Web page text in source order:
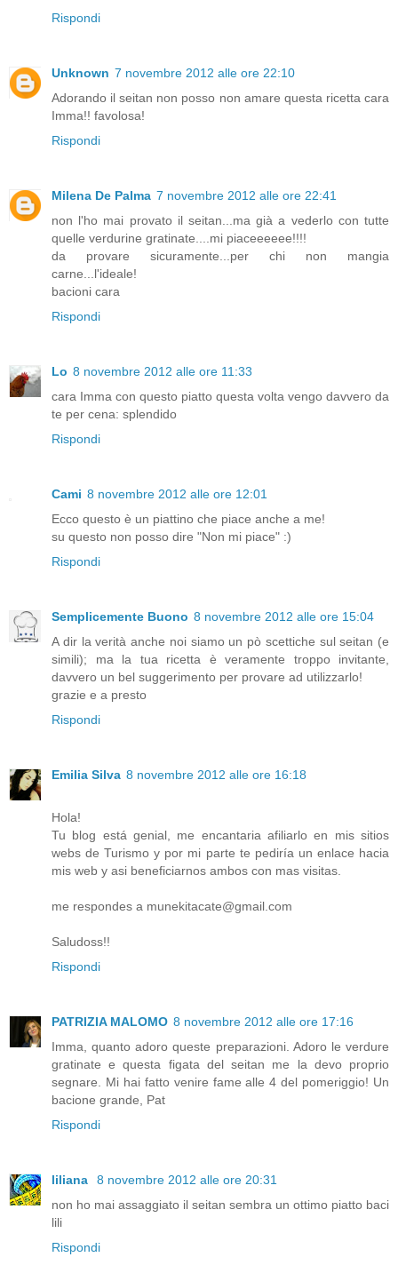
Rispondi
Unknown 7 novembre 2012 alle ore 22:10
Adorando il seitan non posso non amare questa ricetta cara
Imma!! favolosa!
Rispondi
Milena De Palma 7 novembre 2012 alle ore 22:41
non l'ho mai provato il seitan...ma già a vederlo con tutte
quelle verdurine gratinate....mi piaceeeeee!!!!
da provare sicuramente...per chi non mangia
carne...l'ideale!
bacioni cara
Rispondi
Lo 8 novembre 2012 alle ore 11:33
cara Imma con questo piatto questa volta vengo davvero da
te per cena: splendido
Rispondi
Cami 8 novembre 2012 alle ore 12:01
Ecco questo è un piattino che piace anche a me!
su questo non posso dire "Non mi piace" :)
Rispondi
Semplicemente Buono 8 novembre 2012 alle ore 15:04
A dir la verità anche noi siamo un pò scettiche sul seitan (e
simili); ma la tua ricetta è veramente troppo invitante,
davvero un bel suggerimento per provare ad utilizzarlo!
grazie e a presto
Rispondi
Emilia Silva 8 novembre 2012 alle ore 16:18
Hola!
Tu blog está genial, me encantaria afiliarlo en mis sitios
webs de Turismo y por mi parte te pediría un enlace hacia
mis web y asi beneficiarnos ambos con mas visitas.
me respondes a munekitacate@gmail.com
Saludoss!!
Rispondi
PATRIZIA MALOMO 8 novembre 2012 alle ore 17:16
Imma, quanto adoro queste preparazioni. Adoro le verdure
gratinate e questa figata del seitan me la devo proprio
segnare. Mi hai fatto venire fame alle 4 del pomeriggio! Un
bacione grande, Pat
Rispondi
liliana
8 novembre 2012 alle ore 20:31
non ho mai assaggiato il seitan sembra un ottimo piatto baci
lili
Rispondi